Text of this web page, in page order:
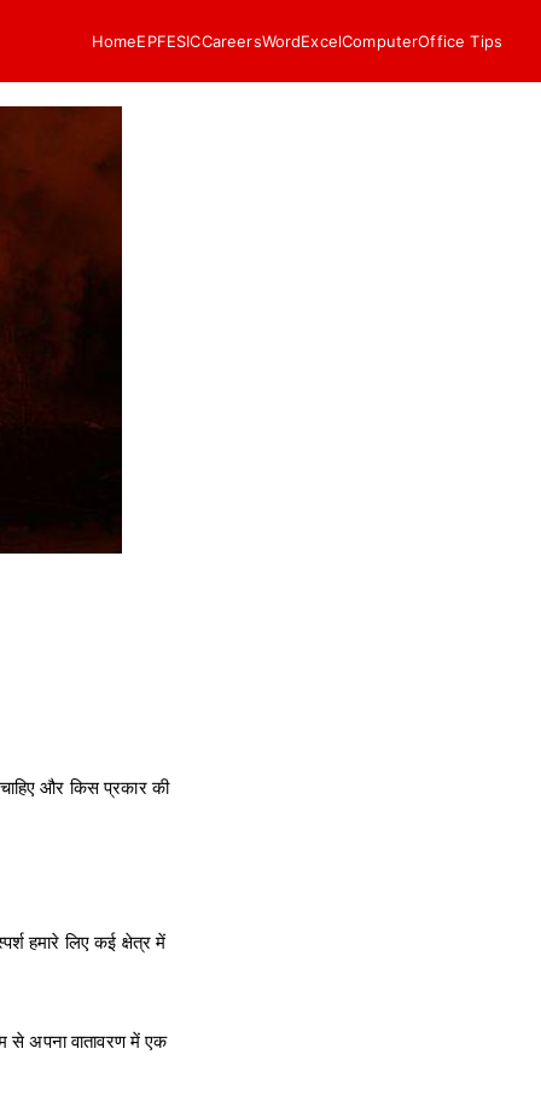
HomeEPFESICCareersWordExcelComputerOffice Tips
और किस प्रकार की
हमारे लिए कई क्षेत्र में
से अपना वातावरण में एक